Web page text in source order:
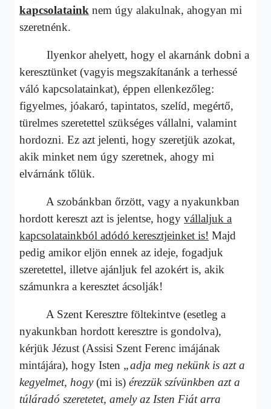
kapcsolataink nem úgy alakulnak, ahogyan mi
szeretnénk.
Ilyenkor ahelyett, hogy el akarnánk dobni a
keresztünket (vagyis megszakítanánk a terhessé
váló kapcsolatainkat), éppen ellenkezőleg:
figyelmes, jóakaró, tapintatos, szelíd, megértő,
türelmes szeretettel szükséges vállalni, valamint
hordozni. Ez azt jelenti, hogy szeretjük azokat,
akik minket nem úgy szeretnek, ahogy mi
elvárnánk tőlük.
A szobánkban őrzött, vagy a nyakunkban
hordott kereszt azt is jelentse, hogyvállaljuk a
kapcsolatainkból adódó keresztjeinket is! Majd
pedig amikor eljön ennek az ideje, fogadjuk
szeretettel, illetve ajánljuk fel azokért is, akik
számunkra a keresztet ácsolják!
A Szent Keresztre föltekintve (esetleg a
nyakunkban hordott keresztre is gondolva),
kérjük Jézust (Assisi Szent Ferenc imájának
mintájára), hogy Isten „adja meg nekünk is azt a
kegyelmet, hogy(mi is) érezzük szívünkben azt a
túláradó szeretetet, amely az Isten Fiát arra